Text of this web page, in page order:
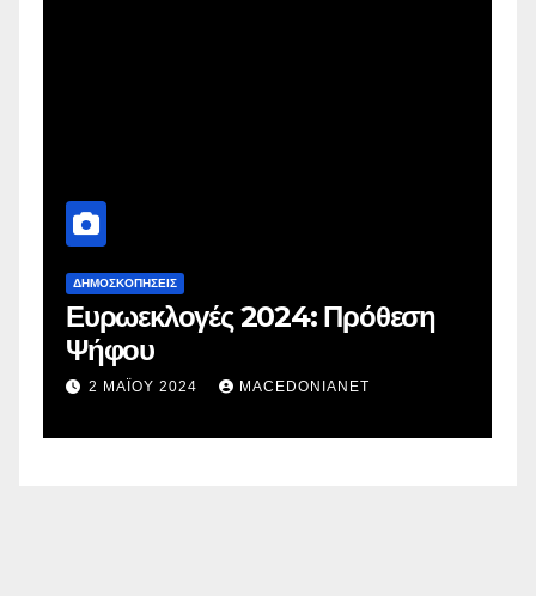
ΔΗΜΟΣΚΟΠΉΣΕΙΣ
Ευρωεκλογές 2024: Πρόθεση
Ψήφου
2 ΜΑΪ́ΟΥ 2024 MACEDONIANET